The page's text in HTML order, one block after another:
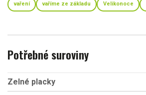
vaření vaříme ze základu Velikonoce
Potřebné suroviny
Zelné placky